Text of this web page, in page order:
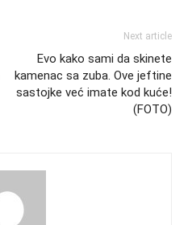
Next article
Evo kako sami da skinete
kamenac sa zuba. Ove jeftine
sastojke već imate kod kuće!
(FOTO)